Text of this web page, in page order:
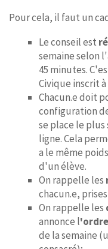
Pour cela, il faut un
Le conseil est
semaine selon
45 minutes.
Civique inscrit
Chacun.e doit
configuration
se place le
ligne. Cela
a le même
d'un élève.
On rappelle les
chacun.e,
On rappelle les
annonce l
de la semaine